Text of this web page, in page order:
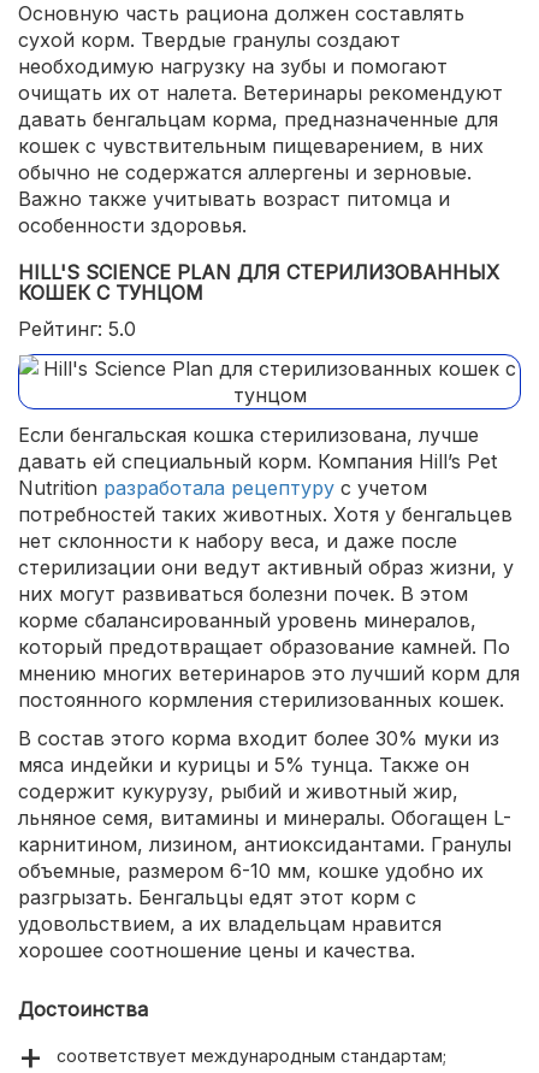
Основную часть рациона должен составлять
сухой корм. Твердые гранулы создают
необходимую нагрузку на зубы и помогают
очищать их от налета. Ветеринары рекомендуют
давать бенгальцам корма, предназначенные для
кошек с чувствительным пищеварением, в них
обычно не содержатся аллергены и зерновые.
Важно также учитывать возраст питомца и
особенности здоровья.
HILL'S SCIENCE PLAN ДЛЯ СТЕРИЛИЗОВАННЫХ
КОШЕК С ТУНЦОМ
Рейтинг: 5.0
Если бенгальская кошка стерилизована, лучше
давать ей специальный корм. Компания Hill’s Pet
Nutrition разработала рецептуру с учетом
потребностей таких животных. Хотя у бенгальцев
нет склонности к набору веса, и даже после
стерилизации они ведут активный образ жизни, у
них могут развиваться болезни почек. В этом
корме сбалансированный уровень минералов,
который предотвращает образование камней. По
мнению многих ветеринаров это лучший корм для
постоянного кормления стерилизованных кошек.
В состав этого корма входит более 30% муки из
мяса индейки и курицы и 5% тунца. Также он
содержит кукурузу, рыбий и животный жир,
льняное семя, витамины и минералы. Обогащен L-
карнитином, лизином, антиоксидантами. Гранулы
объемные, размером 6-10 мм, кошке удобно их
разгрызать. Бенгальцы едят этот корм с
удовольствием, а их владельцам нравится
хорошее соотношение цены и качества.
Достоинства
соответствует международным стандартам;